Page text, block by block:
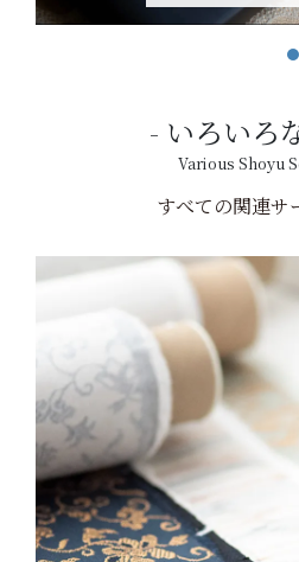
いろいろ
Various Shoyu
すべての関連サ